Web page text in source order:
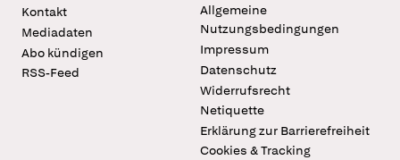
Kontakt
Mediadaten
Abo kündigen
RSS-Feed
Allgemeine
Nutzungsbedingungen
Impressum
Datenschutz
Widerrufsrecht
Netiquette
Erklärung zur Barrierefreiheit
Cookies & Tracking